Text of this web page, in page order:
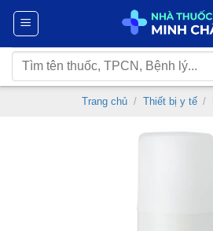
Chuyển
nội
dung
Tìm
kiếm:
Trang chủ / Thiết bị y tế /